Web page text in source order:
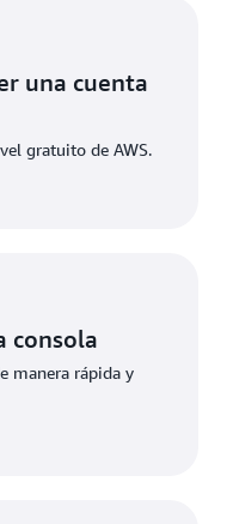
a características no
costos adicionales.
una cuenta
gratuito de AWS.
consola
manera rápida y